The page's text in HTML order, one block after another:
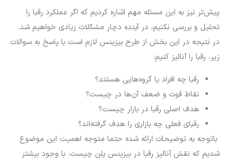
پیش‌تر نیز به این مسئله مهم اشاره کردیم که اگر عملکرد رقبا را
تحلیل و بررسی نکنیم، در آینده دچار مشکلات زیادی خواهیم شد.
در نتیجه در این بخش از طرح بیزینس لازم است با پاسخ به سوالات
زیر، رقبا را آنالیز کنیم:
رقبا چه افراد یا گروه‌هایی هستند؟
نقاط قوت و ضعف آن‌ها در چیست؟
هدف اصلی رقبا در بازار چیست؟
رقبای فعلی چه بازاری را هدف گرفته‌اند؟
باتوجه به توضیحات ارائه شده حتما متوجه اهمیت این موضوع
شدیم که نقش آنالیز رقبا در بیزینس پلن چیست. با وجود بیشتر